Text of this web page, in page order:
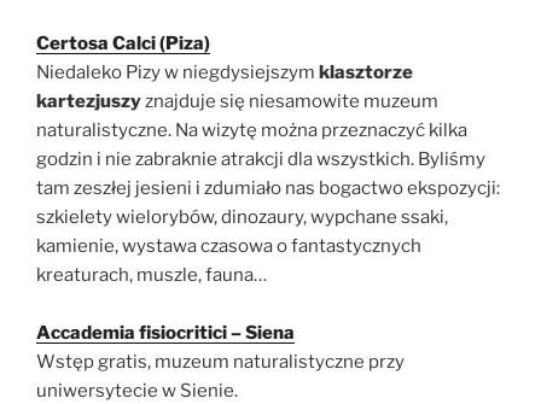
Certosa Calci (Piza)
Niedaleko Pizy w niegdysiejszym klasztorze
kartezjuszyznajduje się niesamowite muzeum
naturalistyczne. Na wizytę można przeznaczyć kilka
godzin i nie zabraknie atrakcji dla wszystkich. Byliśmy
tam zeszłej jesieni i zdumiało nas bogactwo ekspozycji:
szkielety wielorybów, dinozaury, wypchane ssaki,
kamienie, wystawa czasowa o fantastycznych
kreaturach, muszle, fauna…
Accademia fisiocritici – Siena
Wstęp gratis, muzeum naturalistyczne przy
uniwersytecie w Sienie.